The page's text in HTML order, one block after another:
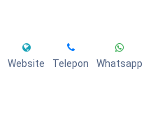
Website Telepon Whatsapp